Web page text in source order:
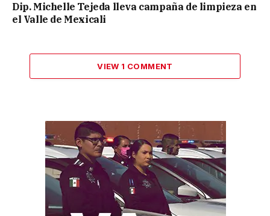
Dip. Michelle Tejeda lleva campaña de limpieza en
el Valle de Mexicali
VIEW 1 COMMENT